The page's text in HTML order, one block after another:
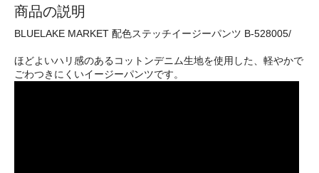
商品の説明
BLUELAKE MARKET 配色ステッチイージーパンツ B-528005/
ほどよいハリ感のあるコットンデニム生地を使用した、軽やかで
ごわつきにくいイージーパンツです。